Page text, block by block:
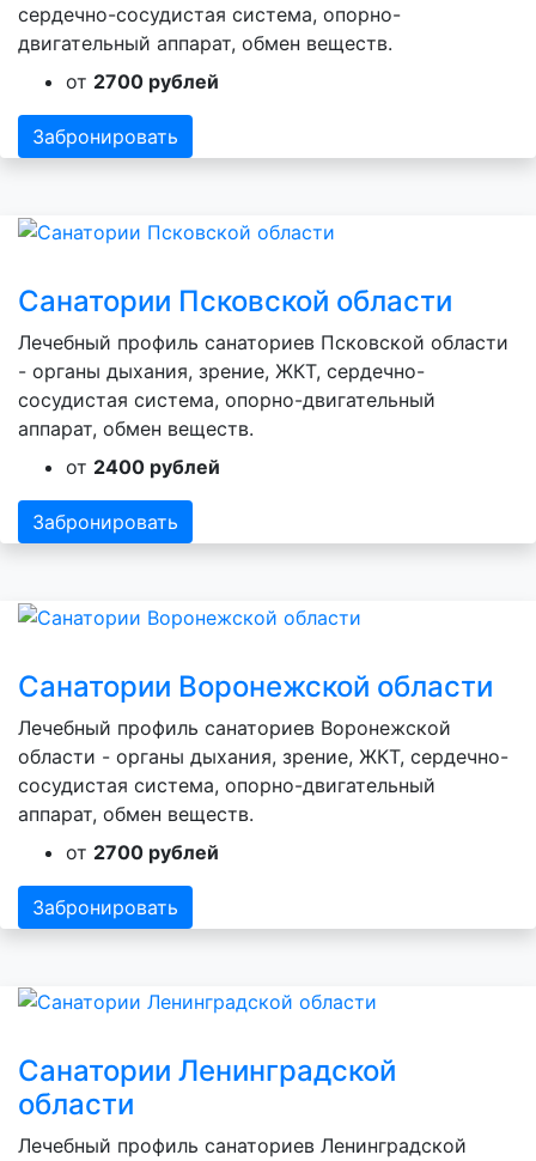
сердечно-сосудистая система, опорно-
двигательный аппарат, обмен веществ.
от 2700 рублей
Забронировать
Санатории Псковской области
Лечебный профиль санаториев Псковской области
- органы дыхания, зрение, ЖКТ, сердечно-
сосудистая система, опорно-двигательный
аппарат, обмен веществ.
от 2400 рублей
Забронировать
Санатории Воронежской области
Лечебный профиль санаториев Воронежской
области - органы дыхания, зрение, ЖКТ, сердечно-
сосудистая система, опорно-двигательный
аппарат, обмен веществ.
от 2700 рублей
Забронировать
Санатории Ленинградской
области
Лечебный профиль санаториев Ленинградской